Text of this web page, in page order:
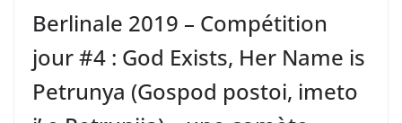
Berlinale 2019 – Compétition
jour #4 : God Exists, Her Name is
Petrunya (Gospod postoi, imeto